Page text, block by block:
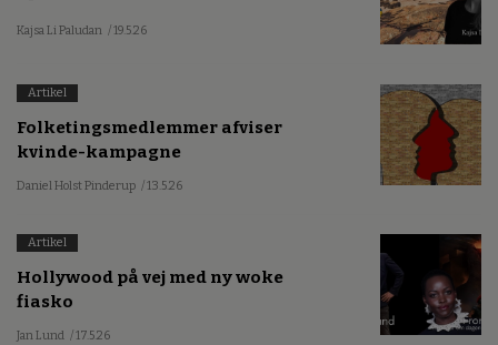
Kajsa Li Paludan / 19.5.26
Artikel
Folketingsmedlemmer afviser
kvinde-kampagne
Daniel Holst Pinderup / 13.5.26
Artikel
Hollywood på vej med ny woke
fiasko
Jan Lund / 17.5.26